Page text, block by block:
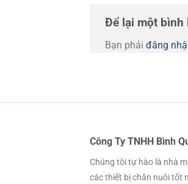
Để lại một bình
Bạn phải đăng
Công Ty TNHH Bình
Chúng tôi tự hào là nhà
các thiết bị chăn nuôi tốt